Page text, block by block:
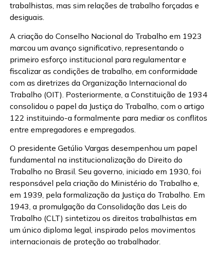
trabalhistas, mas sim relações de trabalho forçadas e
desiguais.
A criação do Conselho Nacional do Trabalho em 1923
marcou um avanço significativo, representando o
primeiro esforço institucional para regulamentar e
fiscalizar as condições de trabalho, em conformidade
com as diretrizes da Organização Internacional do
Trabalho (OIT). Posteriormente, a Constituição de 1934
consolidou o papel da Justiça do Trabalho, com o artigo
122 instituindo-a formalmente para mediar os conflitos
entre empregadores e empregados.
O presidente Getúlio Vargas desempenhou um papel
fundamental na institucionalização do Direito do
Trabalho no Brasil. Seu governo, iniciado em 1930, foi
responsável pela criação do Ministério do Trabalho e,
em 1939, pela formalização da Justiça do Trabalho. Em
1943, a promulgação da Consolidação das Leis do
Trabalho (CLT) sintetizou os direitos trabalhistas em
um único diploma legal, inspirado pelos movimentos
internacionais de proteção ao trabalhador.